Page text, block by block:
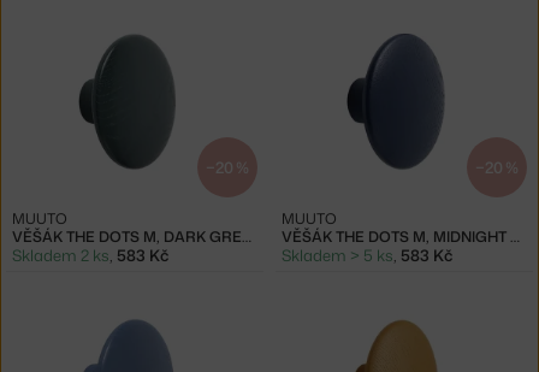
−20 %
VĚŠÁK THE DOTS M, DARK GREEN
MUUTO
Skladem 2 ks, 583 Kč
−20 %
VĚŠÁK THE DOTS M, MIDNIGHT BLUE
MUUTO
Skladem > 5 ks, 583 Kč